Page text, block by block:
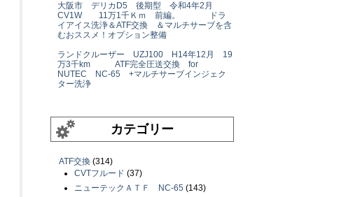
大阪市 デリカD5 後期型 令和4年2月
CV1W 11万1千Ｋｍ 前編。 ドラ
イアイス洗浄＆ATF交換 ＆マルチサーブを含
むおススメ！オプション整備
ランドクルーザー UZJ100 H14年12月 19
万3千km ATF完全圧送交換 for
NUTEC NC-65 +マルチサーブインジェク
ター洗浄
カテゴリー
ATF交換 (314)
CVTフルード (37)
ニューテックＡＴＦ NC-65 (143)